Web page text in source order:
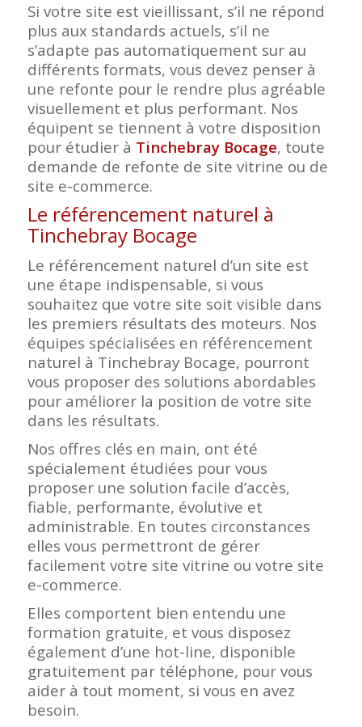
Si votre site est vieillissant, s’il ne répond
plus aux standards actuels, s’il ne
s’adapte pas automatiquement sur au
différents formats, vous devez penser à
une refonte pour le rendre plus agréable
visuellement et plus performant. Nos
équipent se tiennent à votre disposition
pour étudier à Tinchebray Bocage, toute
demande de refonte de site vitrine ou de
site e-commerce.
Le référencement naturel à
Tinchebray Bocage
Le référencement naturel d’un site est
une étape indispensable, si vous
souhaitez que votre site soit visible dans
les premiers résultats des moteurs. Nos
équipes spécialisées en référencement
naturel à Tinchebray Bocage, pourront
vous proposer des solutions abordables
pour améliorer la position de votre site
dans les résultats.
Nos offres clés en main, ont été
spécialement étudiées pour vous
proposer une solution facile d’accès,
fiable, performante, évolutive et
administrable. En toutes circonstances
elles vous permettront de gérer
facilement votre site vitrine ou votre site
e-commerce.
Elles comportent bien entendu une
formation gratuite, et vous disposez
également d’une hot-line, disponible
gratuitement par téléphone, pour vous
aider à tout moment, si vous en avez
besoin.